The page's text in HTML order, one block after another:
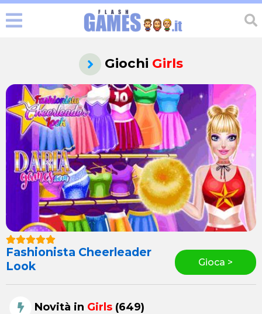
Giochi Girls
Fashionista Cheerleader
Look
Gioca >
Novità in Girls (649)